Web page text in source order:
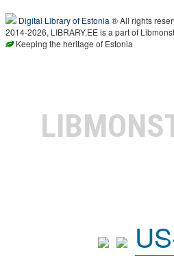
Digital Library of Estonia ® All rights
2014-2026, LIBRARY.EE is a part of
Keeping the heritage of Estonia